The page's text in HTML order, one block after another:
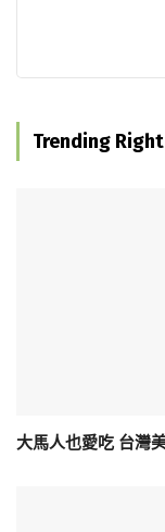
Trending
大馬人也愛吃 台灣